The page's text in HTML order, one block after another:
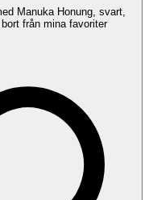
Manuka Honung, svart,
från mina favoriter